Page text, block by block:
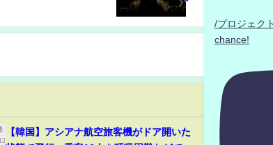
【韓国】アシアナ航空旅客機がドア開いた
/プロジェク
chance!